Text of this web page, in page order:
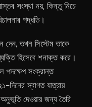
সংস্থা নয়, কিন্তু নিচে
পদ্ধতি।
দেন, তখন সিস্টেম তাকে
হিসেবে শনাক্ত করে।
পদক্ষেপ সংক্রান্ত
দিনের স্বাগত যাত্রায়
দেওয়ার জন্য তৈরি